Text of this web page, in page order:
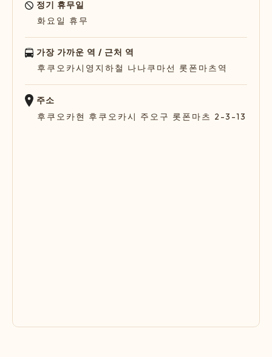
정기 휴무일
화요일 휴무
가장 가까운 역 / 근처 역
후쿠오카시영지하철 나나쿠마선 롯폰마츠역
주소
후쿠오카현 후쿠오카시 주오구 롯폰마츠 2-3-13